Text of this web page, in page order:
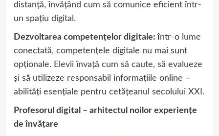
distanță, învățând cum să comunice eficient într-
un spațiu digital.
Dezvoltarea competențelor digitale: într-o lume
conectată, competențele digitale nu mai sunt
opționale. Elevii învață cum să caute, să evalueze
și să utilizeze responsabil informațiile online –
abilități esențiale pentru cetățeanul secolului XXI.
Profesorul digital – arhitectul noilor experiențe
de învățare